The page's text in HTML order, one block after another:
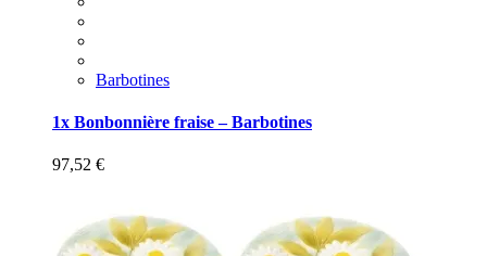
Barbotines
1x Bonbonnière fraise – Barbotines
97,52 €